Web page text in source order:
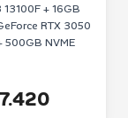
13100F + 16GB
RTX 3050
500GB NVME